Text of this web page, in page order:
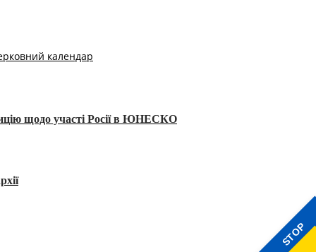
STOP
календар
щодо участі Росії в ЮНЕСКО